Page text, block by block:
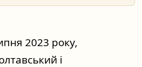
2023 року,
і